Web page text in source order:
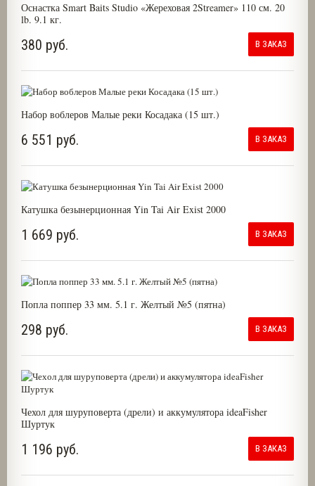
Оснастка Smart Baits Studio «Жереховая 2Streamer» 110 см. 20
lb. 9.1 кг.
380 руб. В ЗАКАЗ
Набор воблеров Малые реки Косадака (15 шт.)
6 551 руб. В ЗАКАЗ
Катушка безынерционная Yin Tai Air Exist 2000
1 669 руб. В ЗАКАЗ
Попла поппер 33 мм. 5.1 г. Желтый №5 (пятна)
298 руб. В ЗАКАЗ
Чехол для шуруповерта (дрели) и аккумулятора ideaFisher
Шуртук
1 196 руб. В ЗАКАЗ